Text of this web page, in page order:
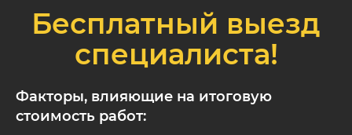
Бесплатный выезд
специалиста!
Факторы, влияющие на итоговую
стоимость работ: